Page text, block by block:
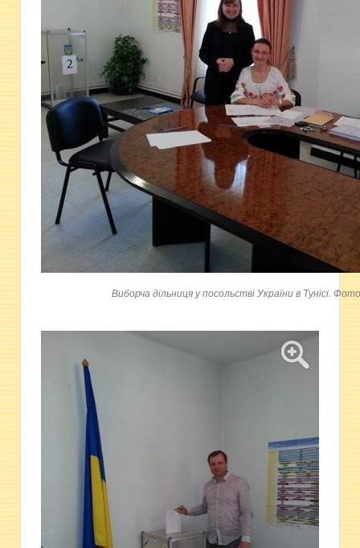
Виборча дільниця у посольстві України в Тунісі.